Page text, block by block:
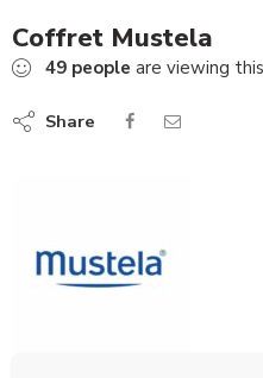
Coffret Mustela
49 people are viewing
Share